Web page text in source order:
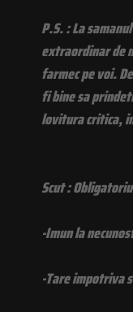
P.S. : La
extraordinar de
farmec pe voi.
fi bine sa
lovitura critica,
Scut :
-Imun la
-Tare impotriva